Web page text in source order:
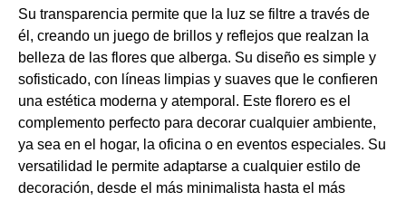
Su transparencia permite que la luz se filtre a través de
él, creando un juego de brillos y reflejos que realzan la
belleza de las flores que alberga. Su diseño es simple y
sofisticado, con líneas limpias y suaves que le confieren
una estética moderna y atemporal. Este florero es el
complemento perfecto para decorar cualquier ambiente,
ya sea en el hogar, la oficina o en eventos especiales. Su
versatilidad le permite adaptarse a cualquier estilo de
decoración, desde el más minimalista hasta el más